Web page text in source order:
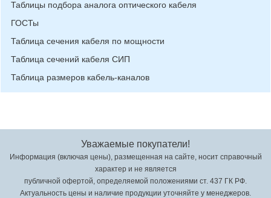
Таблицы подбора аналога оптического кабеля
ГОСТы
Таблица сечения кабеля по мощности
Таблица сечений кабеля СИП
Таблица размеров кабель-каналов
Уважаемые покупатели!
Информация (включая цены), размещенная на сайте, носит справочный
характер и не является
публичной офертой, определяемой положениями ст. 437 ГК РФ.
Актуальность цены и наличие продукции уточняйте у менеджеров.